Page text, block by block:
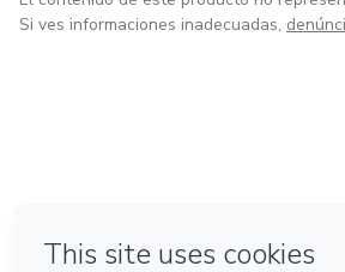
Si ves informaciones inadecuadas,
Hecho con❤ en Ciudad de México